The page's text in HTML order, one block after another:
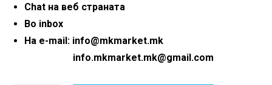
Chat на веб страната
Во inbox
На e-mail: info@mkmarket.mk
info.mkmarket.mk@gmail.com